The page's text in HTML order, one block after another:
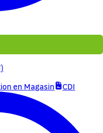
en Magasin CDI